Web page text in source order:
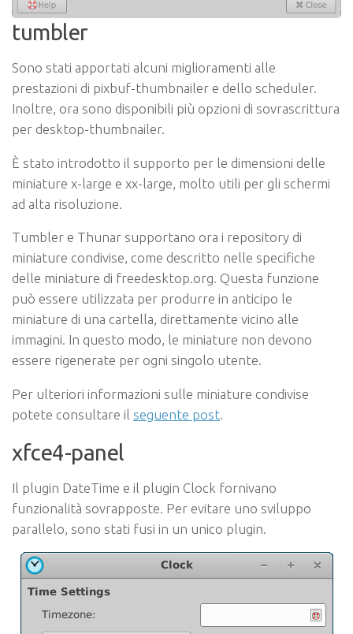
tumbler
Sono stati apportati alcuni miglioramenti alle
prestazioni di pixbuf-thumbnailer e dello scheduler.
Inoltre, ora sono disponibili più opzioni di sovrascrittura
per desktop-thumbnailer.
È stato introdotto il supporto per le dimensioni delle
miniature x-large e xx-large, molto utili per gli schermi
ad alta risoluzione.
Tumbler e Thunar supportano ora i repository di
miniature condivise, come descritto nelle specifiche
delle miniature di freedesktop.org. Questa funzione
può essere utilizzata per produrre in anticipo le
miniature di una cartella, direttamente vicino alle
immagini. In questo modo, le miniature non devono
essere rigenerate per ogni singolo utente.
Per ulteriori informazioni sulle miniature condivise
potete consultare il seguente post.
xfce4-panel
Il plugin DateTime e il plugin Clock fornivano
funzionalità sovrapposte. Per evitare uno sviluppo
parallelo, sono stati fusi in un unico plugin.